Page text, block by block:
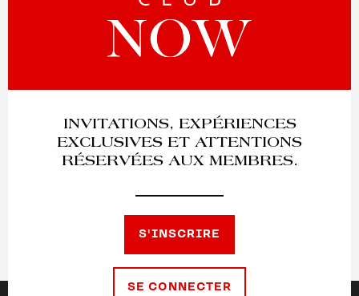
INVITATIONS, EXPÉRIENCES
EXCLUSIVES ET ATTENTIONS
RÉSERVÉES AUX MEMBRES.
S'INSCRIRE
SE CONNECTER